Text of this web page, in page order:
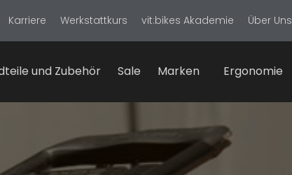
Karriere Werkstattkurs vit:bikes Akademie Über Uns
und Zubehör Sale Marken Ergonomie